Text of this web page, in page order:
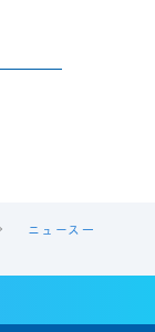
ニュース一